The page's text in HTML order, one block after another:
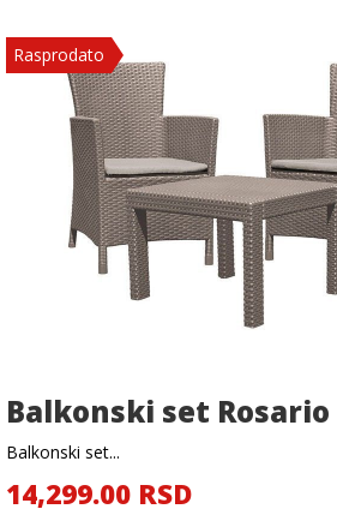
Rasprodato
Balkonski set
Balkonski set...
14,299.00 RSD